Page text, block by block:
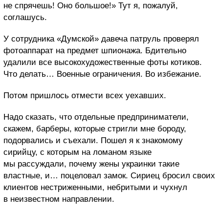
не спрячешь! Оно большое!» Тут я, пожалуй,
соглашусь.
У сотрудника «Думской» давеча патруль проверял
фотоаппарат на предмет шпионажа. Бдительно
удалили все высокохудожественные фоты котиков.
Что делать… Военные ограничения. Во избежание.
Потом пришлось отмести всех уехавших.
Надо сказать, что отдельные предприниматели,
скажем, барберы, которые стригли мне бороду,
подорвались и съехали. Пошел я к знакомому
сирийцу, с которым на ломаном языке
мы рассуждали, почему жены украинки такие
властные, и… поцеловал замок. Сириец бросил своих
клиентов нестриженными, небритыми и чухнул
в неизвестном направлении.